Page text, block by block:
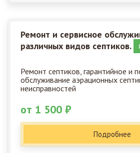
Ремонт и сервисное
различных видов септиков.
Ремонт септиков, гарантийное и
обслуживание аэрационных
неисправностей
от 1 500 ₽
Подробнее